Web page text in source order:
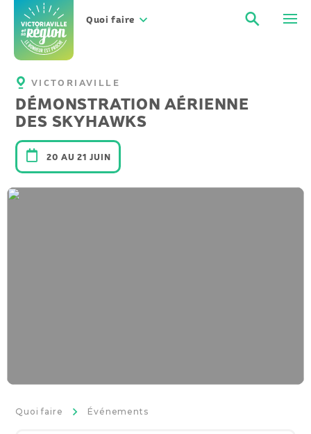
contenu
Quoi faire
VICTORIAVILLE
DÉMONSTRATION AÉRIENNE
DES SKYHAWKS
20 AU 21 JUIN
Quoi faire >
Événements